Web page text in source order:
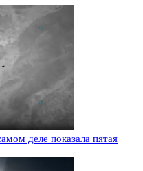
деле показала пятая